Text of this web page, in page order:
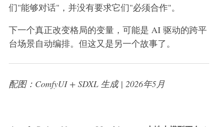
们"能够对话"，并没有要求它们"必须合作"。
下一个真正改变格局的变量，可能是 AI 驱动的跨平
台场景自动编排。但这又是另一个故事了。
配图：ComfyUI + SDXL 生成 | 2026年5月